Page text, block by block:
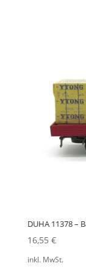
DUHA 11378 –
16,55 €
inkl. MwSt.